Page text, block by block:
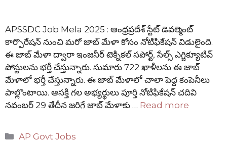
APSSDC Job Mela 2025 : ఆంధ్రప్రదేశ్ స్టేట్ డెవల్మెంట్
కార్పొరేషన్ నుంచి మరో జాబ్ మేళా కోసం నోటిఫికేషన్ విడులైంది.
ఈ జాబ్ మేళా ద్వారా ఇంజనీర్ టెక్నికల్ సపోర్ట్, సేల్స్ ఎగ్జిక్యూటివ్
పోస్టులను భర్తీ చేస్తున్నారు. సుమారు 722 ఖాళీలను ఈ జాబ్
మేళాలో భర్తీ చేస్తున్నారు. ఈ జాబ్ మేళాలో చాలా పెద్ద కంపెనీలు
పాల్లొంటాయి. ఆసక్తి గల అభ్యర్థులు పూర్తి నోటిఫికేషన్ చదివి
నవంబర్ 29 తేదీన జరిగే జాబ్ మేళాకు … Read more
Categories
AP Govt Jobs